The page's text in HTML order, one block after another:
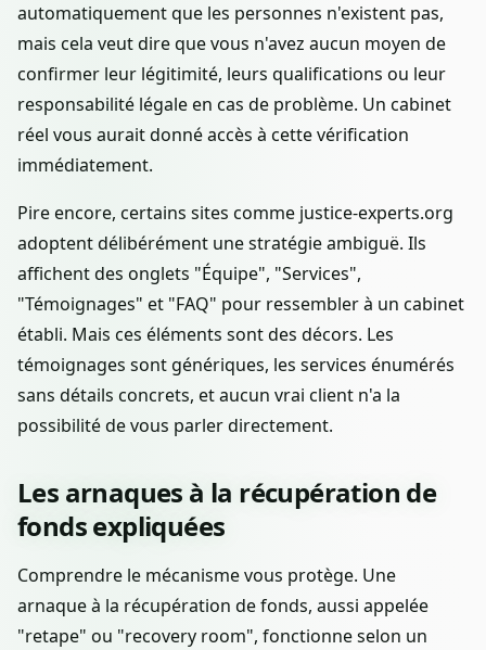
automatiquement que les personnes n'existent pas,
mais cela veut dire que vous n'avez aucun moyen de
confirmer leur légitimité, leurs qualifications ou leur
responsabilité légale en cas de problème. Un cabinet
réel vous aurait donné accès à cette vérification
immédiatement.
Pire encore, certains sites comme justice-experts.org
adoptent délibérément une stratégie ambiguë. Ils
affichent des onglets "Équipe", "Services",
"Témoignages" et "FAQ" pour ressembler à un cabinet
établi. Mais ces éléments sont des décors. Les
témoignages sont génériques, les services énumérés
sans détails concrets, et aucun vrai client n'a la
possibilité de vous parler directement.
Les arnaques à la récupération de
fonds expliquées
Comprendre le mécanisme vous protège. Une
arnaque à la récupération de fonds, aussi appelée
"retape" ou "recovery room", fonctionne selon un